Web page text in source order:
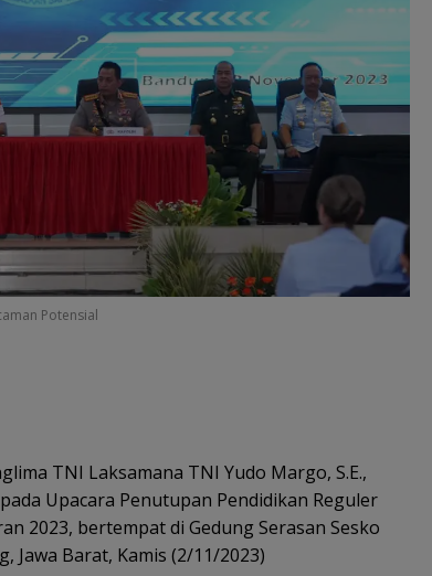
Potensial
TNI Laksamana TNI Yudo Margo, S.E.,
Upacara Penutupan Pendidikan Reguler
2023, bertempat di Gedung Serasan Sesko
Jawa Barat, Kamis (2/11/2023)